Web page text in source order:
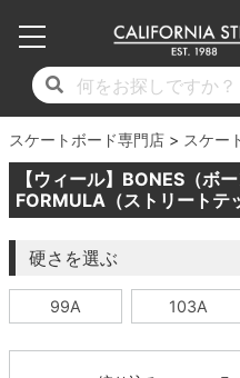
スケートボード専門店 スケー
【ウィール】BONES（ボ
FORMULA（ストリートテ
硬さを選ぶ
99A 103A
17時までのご注文
11,000円以上で
毎月1日はポイント5倍！10
コンプリートセット（完
デッキ
17時までのご注文
11,000円以上で
毎月1日はポイント5倍！10
デッキ新着一覧
デッキブランド一覧（全て
サイズからデッキを選ぶ
子供用デッキ
7.0inch以下
7.2inch
7.3inch
7.5inchトラック
17時までのご注文
11,000円以上で
毎月1日はポイント5倍！10
トラック新着一覧
トラックブランド一覧（全
適合デッキサイズから選ぶ
7.0inch以下
7.2inch
7.3inch
7.5inch
7.6inch
17時までのご注文
11,000円以上で
毎月1日はポイント5倍！10
ウィール新着一覧
ウィールブランド一覧（全
ウィールをサイズから選ぶ
50mm
51mm
52mm
53mm
54mm
17時までのご注文
11,000円以上で
毎月1日はポイント5倍！10
シューズ新着一覧
シューズブランド一覧
シューズをサイズから選ぶ
20cm
21cm
22cm
22.5cm
23cm
17時までのご注文
11,000円以上で
毎月1日はポイント5倍！10
Tシャツ
ロングスリーブTシャツ
ジャケット
17時までのご注文
11,000円以上で
毎月1日はポイント5倍！10
最新ブログ一覧
カテゴリー
17時までのご注文
11,000円以上で
毎月1日はポイント5倍！10
初心者の方へ
商品情報
徹底解析
17時までのご注文
11,000円以上で
毎月1日はポイント5倍！10
店舗情報
ショップライダー紹介
スタッフ紹介